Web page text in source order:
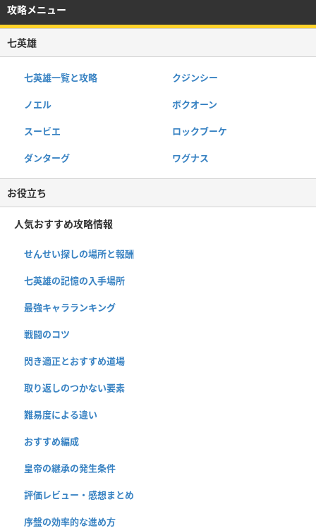
攻略メニュー
七英雄
七英雄一覧と攻略 クジンシー
ノエル ボクオーン
スービエ ロックブーケ
ダンターグ ワグナス
お役立ち
人気おすすめ攻略情報
せんせい探しの場所と報酬
七英雄の記憶の入手場所
最強キャラランキング
戦闘のコツ
閃き適正とおすすめ道場
取り返しのつかない要素
難易度による違い
おすすめ編成
皇帝の継承の発生条件
評価レビュー・感想まとめ
序盤の効率的な進め方